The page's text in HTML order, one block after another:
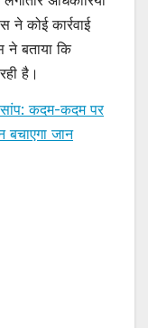
कोई कार्रवाई
ने बताया कि
है।
सांप: कदम-कदम पर
जान